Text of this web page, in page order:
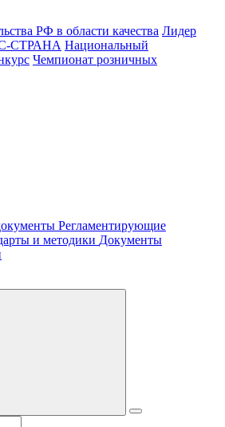
РФ в области качества Лидер
СТРАНА Национальный
Чемпионат розничных
Регламентирующие
и методики Документы